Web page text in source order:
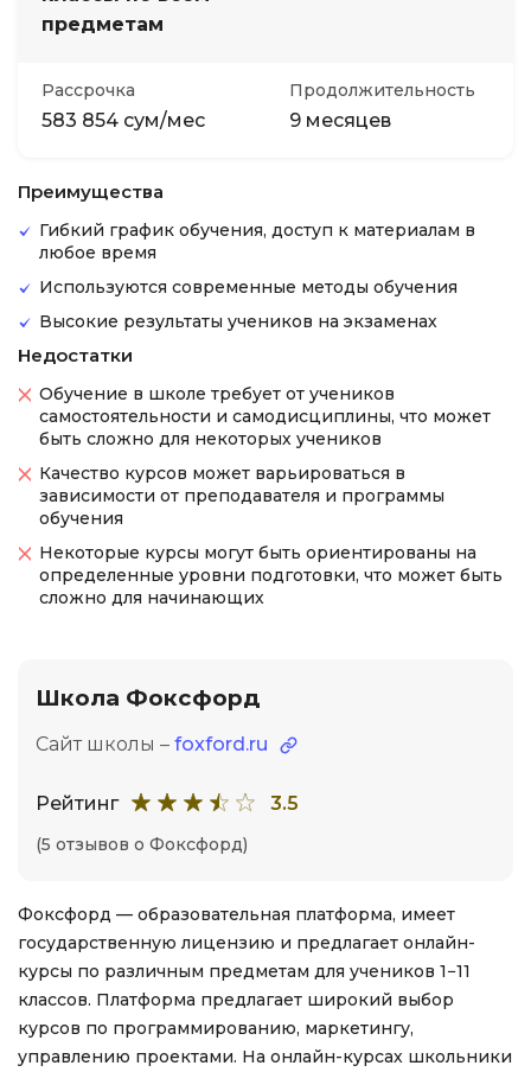
предметам
Рассрочка
583 854 сум/мес
Продолжительность
9 месяцев
Преимущества
Гибкий график обучения, доступ к материалам в
любое время
Используются современные методы обучения
Высокие результаты учеников на экзаменах
Недостатки
Обучение в школе требует от учеников
самостоятельности и самодисциплины, что может
быть сложно для некоторых учеников
Качество курсов может варьироваться в
зависимости от преподавателя и программы
обучения
Некоторые курсы могут быть ориентированы на
определенные уровни подготовки, что может быть
сложно для начинающих
Школа Фоксфорд
Сайт школы – foxford.ru
Рейтинг 3.5
(5 отзывов о Фоксфорд)
Фоксфорд — образовательная платформа, имеет
государственную лицензию и предлагает онлайн-
курсы по различным предметам для учеников 1−11
классов. Платформа предлагает широкий выбор
курсов по программированию, маркетингу,
управлению проектами. На онлайн-курсах школьники